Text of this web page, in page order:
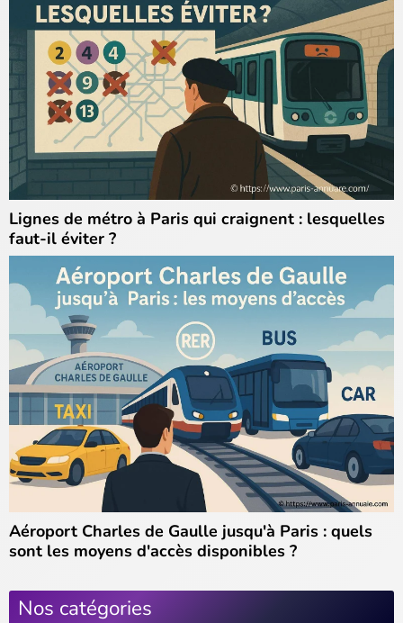
Lignes de métro à Paris qui craignent : lesquelles
faut-il éviter ?
Aéroport Charles de Gaulle jusqu'à Paris : quels
sont les moyens d'accès disponibles ?
Nos catégories